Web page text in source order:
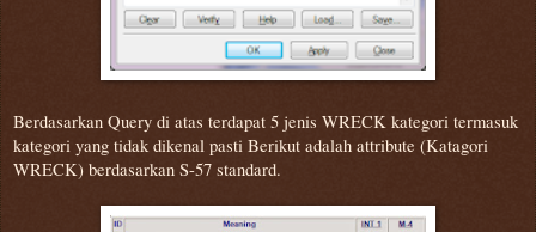
Berdasarkan Query di atas terdapat 5 jenis WRECK kategori termasuk
kategori yang tidak dikenal pasti Berikut adalah attribute (Katagori
WRECK) berdasarkan S-57 standard.